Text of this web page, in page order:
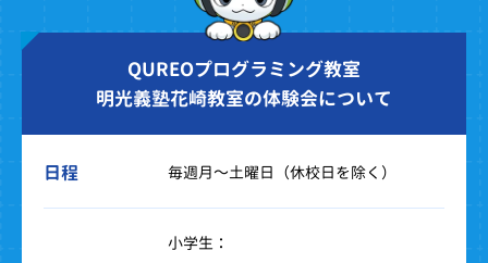
QUREOプログラミング教室
明光義塾花崎教室の体験会について
日程 毎週月～土曜日（休校日を除く）
小学生：